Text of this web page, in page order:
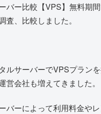
バー比較【VPS】無料期
査、比較しました。
ルサーバーでVPSプラン
営会社も増えてきました。
バーによって利用料金や